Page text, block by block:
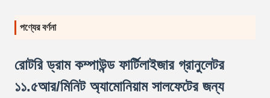
পণ্যের বর্ণনা
রোটরি ড্রাম কম্পাউন্ড ফার্টিলাইজার গ্রানুলেটর
১১.৫আর/মিনিট অ্যামোনিয়াম সালফেটের জন্য